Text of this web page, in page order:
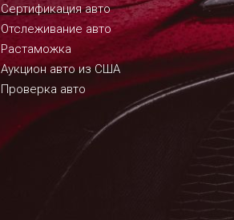
Сертификация авто
Отслеживание авто
Растаможка
Аукцион авто из США
Проверка авто